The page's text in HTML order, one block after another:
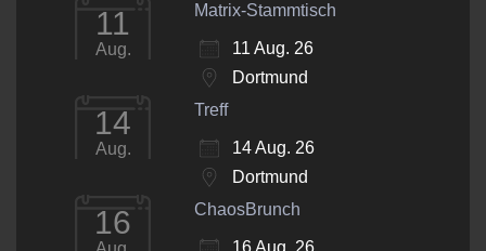
11
Aug.
Matrix-Stammtisch
11 Aug. 26
Dortmund
14
Aug.
Treff
14 Aug. 26
Dortmund
16 ChaosBrunch
16 Aug. 26